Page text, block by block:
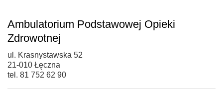
Ambulatorium Podstawowej Opieki
Zdrowotnej
ul. Krasnystawska 52
21-010 Łęczna
tel. 81 752 62 90